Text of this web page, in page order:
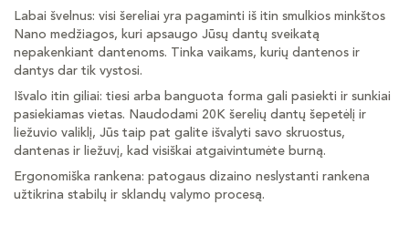
Labai švelnus: visi šereliai yra pagaminti iš itin smulkios minkštos
Nano medžiagos, kuri apsaugo Jūsų dantų sveikatą
nepakenkiant dantenoms. Tinka vaikams, kurių dantenos ir
dantys dar tik vystosi.
Išvalo itin giliai: tiesi arba banguota forma gali pasiekti ir sunkiai
pasiekiamas vietas. Naudodami 20K šerelių dantų šepetėlį ir
liežuvio valiklį, Jūs taip pat galite išvalyti savo skruostus,
dantenas ir liežuvį, kad visiškai atgaivintumėte burną.
Ergonomiška rankena: patogaus dizaino neslystanti rankena
užtikrina stabilų ir sklandų valymo procesą.